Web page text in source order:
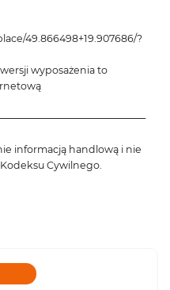
49.866498+19.907686/?
wyposażenia to
informacją handlową i nie
Cywilnego.